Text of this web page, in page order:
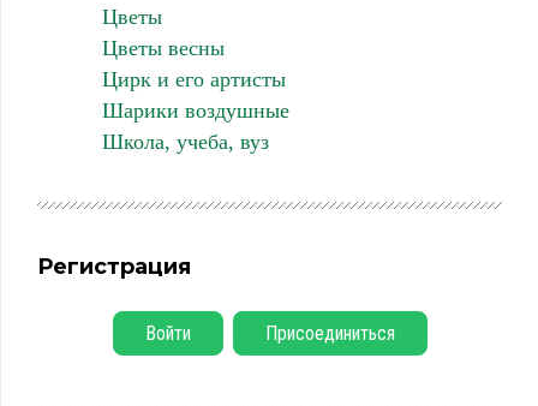
Цветы
Цветы весны
Цирк и его артисты
Шарики воздушные
Школа, учеба, вуз
Регистрация
Войти Присоединиться